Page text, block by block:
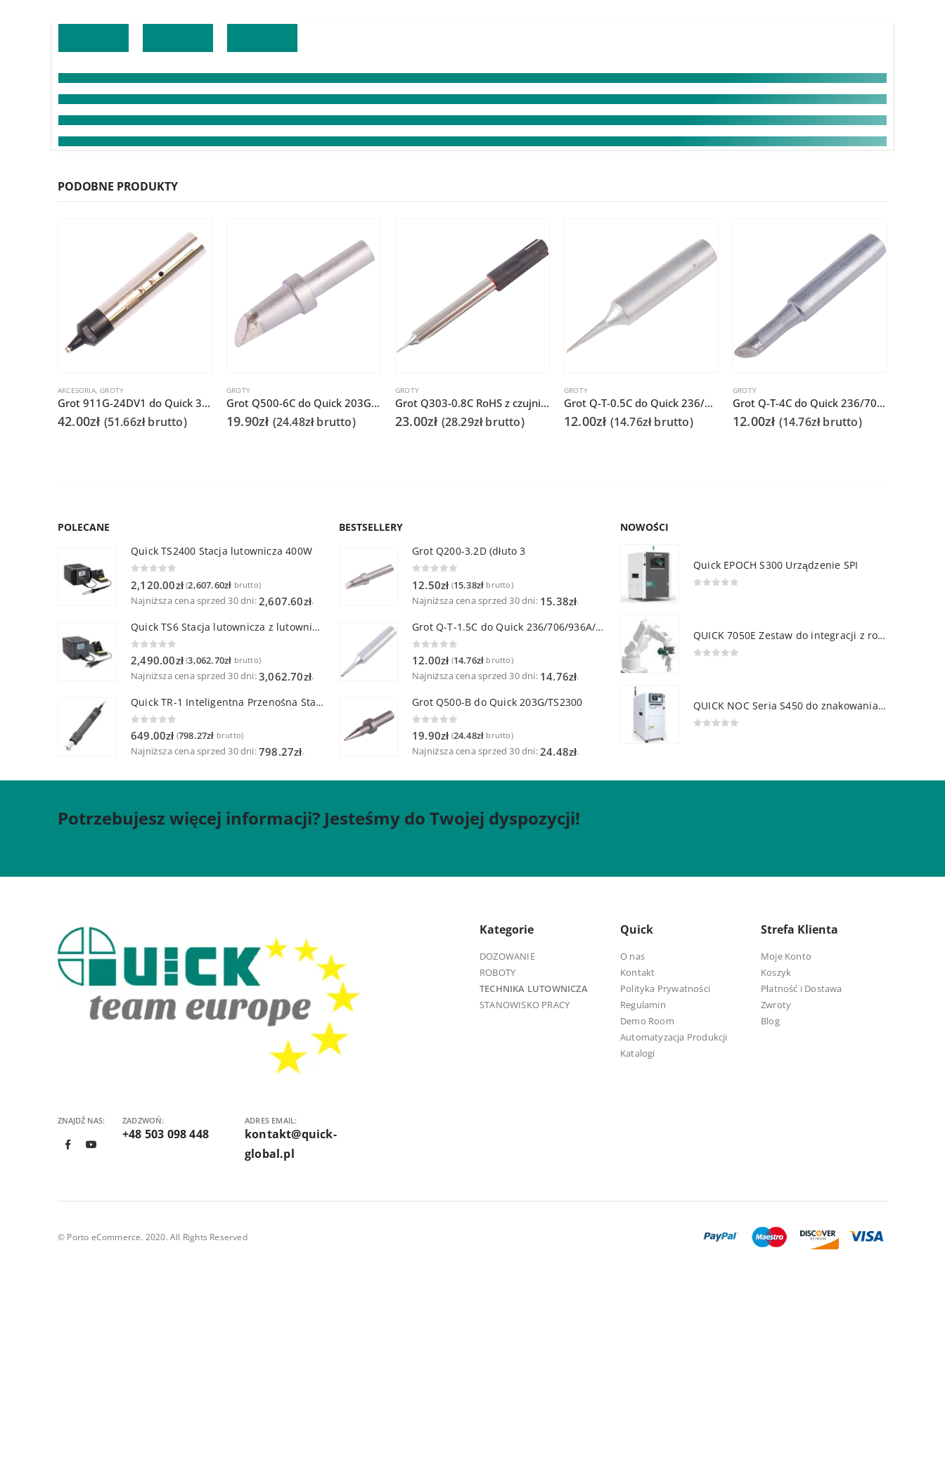
PODOBNE PRODUKTY
AKCESORIA,GROTY
Grot 911G-24DV1 do Quick 378C
42.00zł (51.66złbrutto)
GROTY
Grot Q500-6C do Quick 203G/TS2300
19.90zł (24.48złbrutto)
GROTY
Grot Q303-0.8C RoHS z czujnikiem do Quick 202D
23.00zł (28.29złbrutto)
GROTY
Grot Q-T-0.5C do Quick 236/706/936A/3104/3102/TS1100
12.00zł (14.76złbrutto)
GROTY
Grot Q-T-4C do Quick 236/706/936A/3104/3102/TS1100
12.00zł (14.76złbrutto)
POLECANE
Quick TS2400 Stacja lutownicza 400W
2,120.00zł (2,607.60zł brutto)
Najniższa cena sprzed 30 dni:2,607.60zł.
Quick TS6 Stacja lutownicza z lutownicą pincetową 60W
2,490.00zł (3,062.70zł brutto)
Najniższa cena sprzed 30 dni:3,062.70zł.
Quick TR-1 Inteligentna Przenośna Stacja Hot-Air
0 out of 5
649.00zł (798.27zł brutto)
Najniższa cena sprzed 30 dni:798.27zł.
BESTSELLERY
Grot Q200-3.2D (dłuto 3
12.50zł (15.38zł brutto)
Najniższa cena sprzed 30 dni: 15.38zł.
Grot Q-T-1.5C do Quick 236/706/936A/3104/3102/TS1100
12.00zł (14.76zł brutto)
Najniższa cena sprzed 30 dni: 14.76zł.
Grot Q500-B do Quick 203G/TS2300
0 out of 5
19.90zł (24.48zł brutto)
Najniższa cena sprzed 30 dni:24.48zł.
NOWOŚCI
Quick EPOCH S300 Urządzenie SPI
QUICK 7050E Zestaw do integracji z robotem
QUICK NOC Seria S450 do znakowania PCB
Potrzebujesz więcej informacji? Jesteśmy do Twojej dyspozycji!
ZNAJDŹ NAS: ZADZWOŃ:
+48 503 098 448
ADRES EMAIL:
kontakt@quick-
global.pl
Kategorie
DOZOWANIE
ROBOTY
TECHNIKA LUTOWNICZA
STANOWISKO PRACY
Quick
O nas
Kontakt
Polityka Prywatności
Regulamin
Demo Room
Automatyzacja Produkcji
Katalogi
Strefa Klienta
Moje Konto
Koszyk
Płatność i Dostawa
Zwroty
Blog
© Porto eCommerce. 2020. All Rights Reserved